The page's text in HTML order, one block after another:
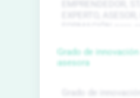
Grado de
asesora